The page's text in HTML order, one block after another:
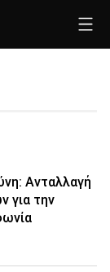
Ανταλλαγή
για την